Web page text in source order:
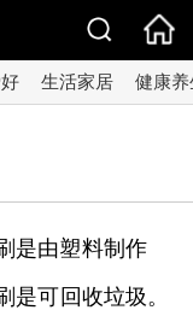
生活家居 健康养
是由塑料制作
是可回收垃圾。